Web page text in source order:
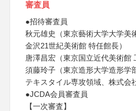
審査員
●招待審査員
秋元雄史（東京藝術大学大学美
金沢21世紀美術館 特任館長）
唐澤昌宏（東京国立近代美術館
須藤玲子（東京造形大学造形学
テキスタイル専攻領域、株式会
●JCDA会員審査員
【一次審査】